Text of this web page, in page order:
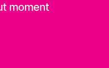
moment